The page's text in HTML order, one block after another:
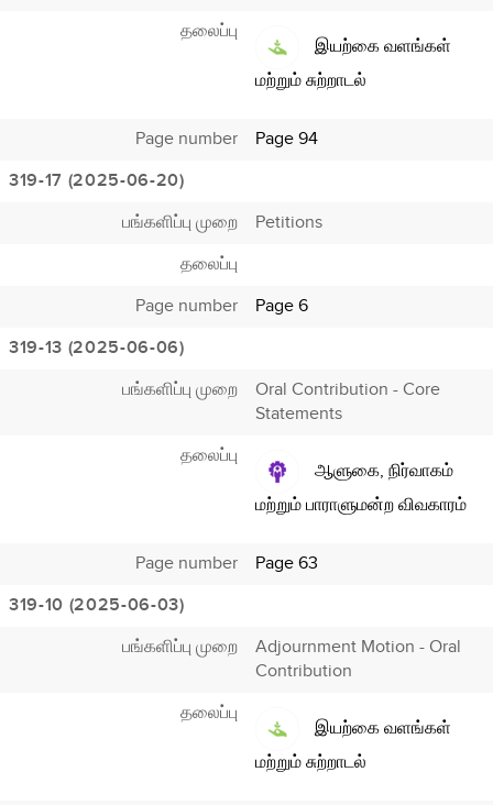
தலைப்பு
இயற்கை வளங்கள்
மற்றும் சுற்றாடல்
Page number
Page 94
319-17 (2025-06-20)
பங்களிப்பு முறை
Petitions
தலைப்பு
Page number
Page 6
319-13 (2025-06-06)
பங்களிப்பு முறை
Oral Contribution - Core
Statements
தலைப்பு
ஆளுகை, நிர்வாகம்
மற்றும் பாராளுமன்ற விவகாரம்
Page number
Page 63
319-10 (2025-06-03)
பங்களிப்பு முறை
Adjournment Motion - Oral
Contribution
தலைப்பு
இயற்கை வளங்கள்
மற்றும் சுற்றாடல்